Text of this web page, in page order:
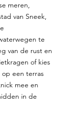
meren,
van Sneek,
te
van de rust en
of kies
een terras
mee en
in de